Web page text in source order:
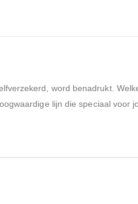
word benadrukt.
lijn die speciaal voor